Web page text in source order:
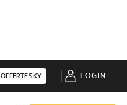
OFFERTE SKY LOGIN